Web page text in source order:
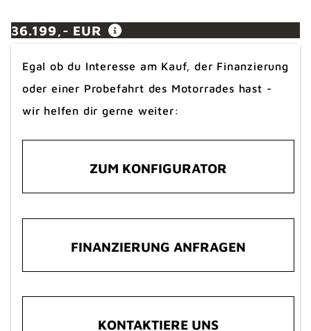
36.199,- EUR
Egal ob du Interesse am Kauf, der Finanzierung
oder einer Probefahrt des Motorrades hast -
wir helfen dir gerne weiter:
ZUM KONFIGURATOR
FINANZIERUNG ANFRAGEN
KONTAKTIERE UNS